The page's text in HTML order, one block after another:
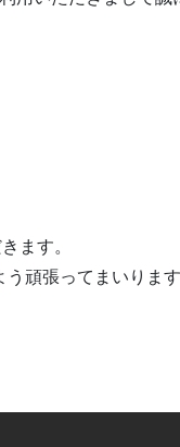
ます。
頑張ってまいりま